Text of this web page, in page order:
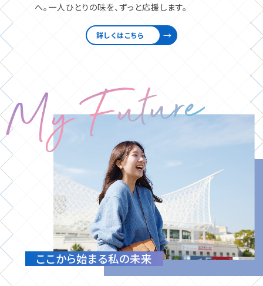
へ。 一人ひとりの味を、ずっと応援します。
詳しくはこちら
ここから始まる私の未来